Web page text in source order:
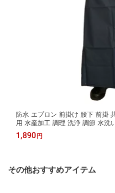
防水 エプロン 前掛け 腰下 前掛
用 水産加工 調理 洗浄 調節 水洗
品加工 掃除 給食 ガーデニング
日本製 マルイワ 丸岩産業 かっぱ
1,890 円
その他おすすめアイテム